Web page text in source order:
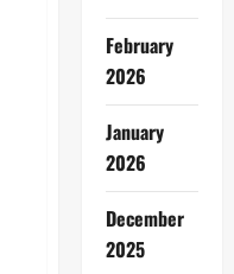
February
2026
January
2026
December
2025